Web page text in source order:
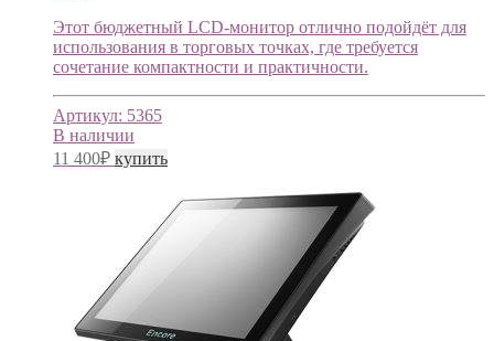
Этот бюджетный LCD-монитор отлично подойдёт для
использования в торговых точках, где требуется
сочетание компактности и практичности.
Артикул: 5365
В наличии
11 400₽ купить